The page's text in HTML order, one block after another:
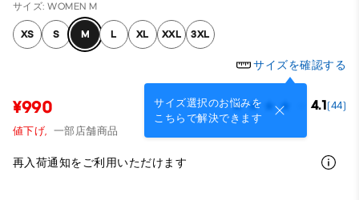
サイズ: WOMEN M
XS S M L XL XXL 3XL
サイズを確認する
サイズ選択のお悩みを
こちらで解決できます
¥990 4.1(44)
値下げ, 一部店舗商品
再入荷通知をご利用いただけます